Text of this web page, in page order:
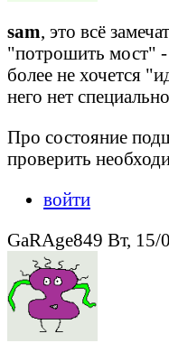
sam, это всё
"потрошить мост"
более не хочется
него нет
Про состояние
проверить
войти
GaRAge849 Вт, 15/